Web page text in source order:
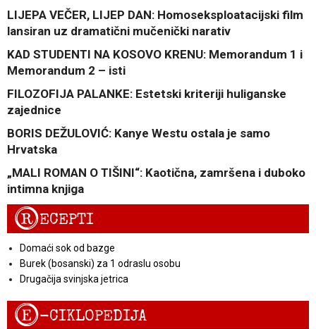
LIJEPA VEČER, LIJEP DAN: Homoseksploatacijski film
lansiran uz dramatični mučenički narativ
KAD STUDENTI NA KOSOVO KRENU: Memorandum 1 i
Memorandum 2 – isti
FILOZOFIJA PALANKE: Estetski kriteriji huliganske
zajednice
BORIS DEŽULOVIĆ: Kanye Westu ostala je samo
Hrvatska
„MALI ROMAN O TIŠINI“: Kaotična, zamršena i duboko
intimna knjiga
RECEPTI
Domaći sok od bazge
Burek (bosanski) za 1 odraslu osobu
Drugačija svinjska jetrica
E-CIKLOPEDIJA